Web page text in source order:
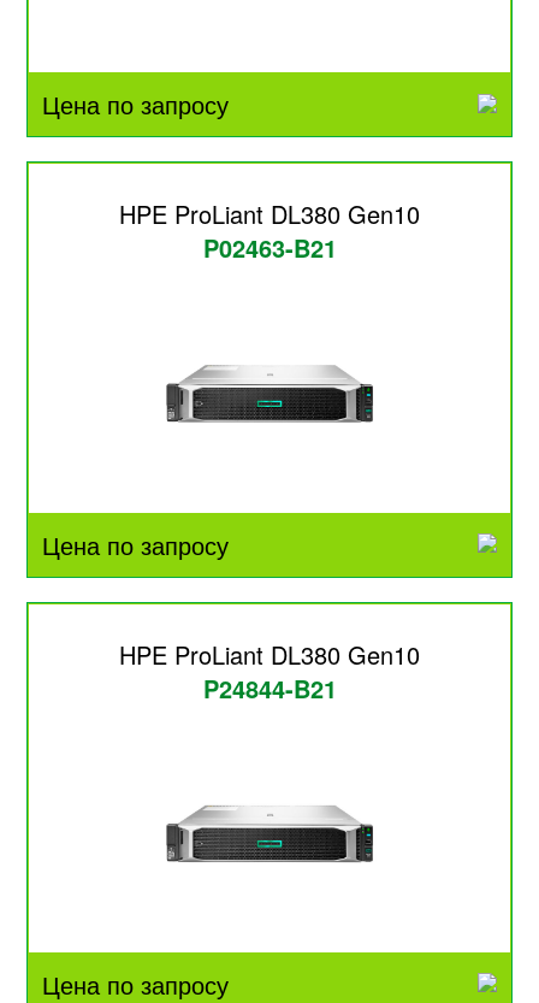
Цена по запросу
HPE ProLiant DL380 Gen10
P02463-B21
Цена по запросу
HPE ProLiant DL380 Gen10
P24844-B21
Цена по запросу